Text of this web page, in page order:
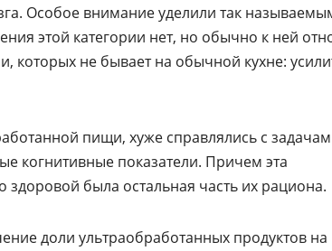
Особое внимание уделили так
этой категории нет, но обычно к ней
которых не бывает на обычной кухне:
пищи, хуже справлялись с
когнитивные показатели. Причем эта
здоровой была остальная часть их рациона.
доли ультраобработанных продуктов на